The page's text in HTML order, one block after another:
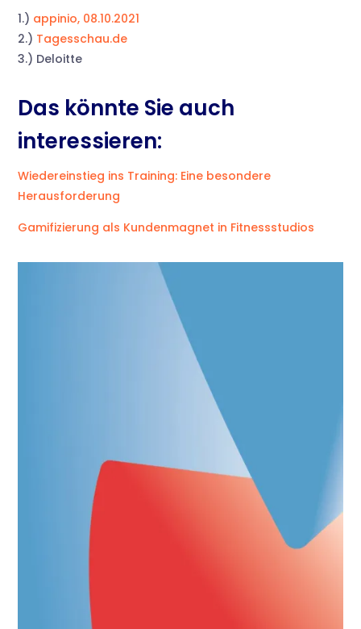
1.) appinio, 08.10.2021
2.) Tagesschau.de
3.) Deloitte
Das könnte Sie auch
interessieren:
Wiedereinstieg ins Training: Eine besondere
Herausforderung
Gamifizierung als Kundenmagnet in Fitnessstudios